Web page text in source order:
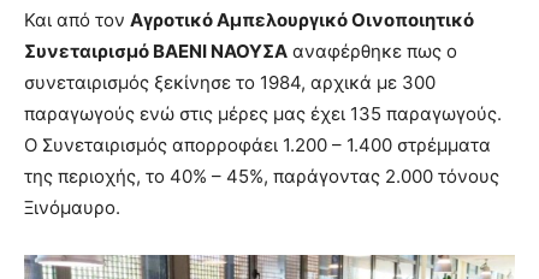
Και από τον Αγροτικό Αμπελουργικό Οινοποιητικό
Συνεταιρισμό ΒΑΕΝΙ ΝΑΟΥΣΑ αναφέρθηκε πως ο
συνεταιρισμός ξεκίνησε το 1984, αρχικά με 300
παραγωγούς ενώ στις μέρες μας έχει 135 παραγωγούς.
Ο Συνεταιρισμός απορροφάει 1.200 – 1.400 στρέμματα
της περιοχής, το 40% – 45%, παράγοντας 2.000 τόνους
Ξινόμαυρο.